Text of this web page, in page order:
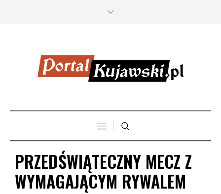
PRZEDŚWIĄTECZNY MECZ Z
WYMAGAJĄCYM RYWALEM